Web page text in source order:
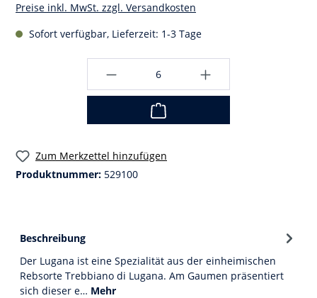
Preise inkl. MwSt. zzgl. Versandkosten
Sofort verfügbar, Lieferzeit: 1-3 Tage
Zum Merkzettel hinzufügen
Produktnummer: 529100
Beschreibung
Der Lugana ist eine Spezialität aus der einheimischen
Rebsorte Trebbiano di Lugana. Am Gaumen präsentiert
sich dieser e… Mehr